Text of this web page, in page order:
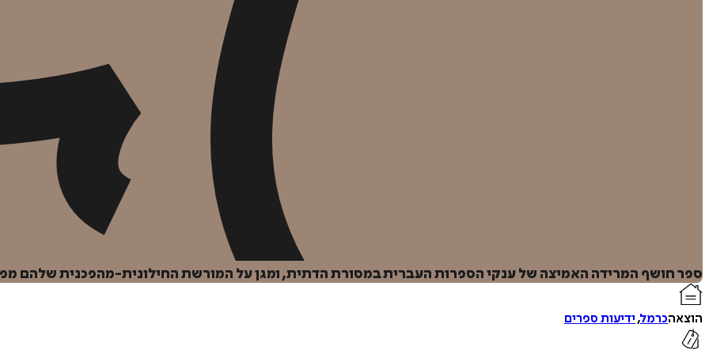
ספר חושף המרידה האמיצה של ענקי הספרות העברית במסורת הדתית, ומגן על המורשת החילונית-מהפכנית שלהם
הוצאהכרמל,ידיעות ספרים